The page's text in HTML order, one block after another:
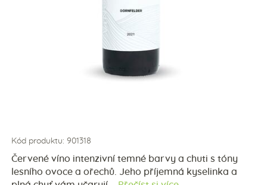
Kód produktu: 901318
Červené víno intenzivní temné barvy a chuti s tóny
lesního ovoce a ořechů. Jeho příjemná kyselinka a